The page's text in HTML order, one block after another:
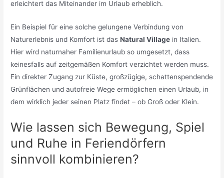
erleichtert das Miteinander im Urlaub erheblich.
Ein Beispiel für eine solche gelungene Verbindung von
Naturerlebnis und Komfort ist dasNatural Village in Italien.
Hier wird naturnaher Familienurlaub so umgesetzt, dass
keinesfalls auf zeitgemäßen Komfort verzichtet werden muss.
Ein direkter Zugang zur Küste, großzügige, schattenspendende
Grünflächen und autofreie Wege ermöglichen einen Urlaub, in
dem wirklich jeder seinen Platz findet – ob Groß oder Klein.
Wie lassen sich Bewegung, Spiel
und Ruhe in Feriendörfern
sinnvoll kombinieren?